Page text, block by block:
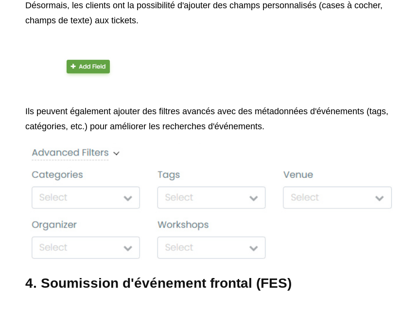
Désormais, les clients ont la possibilité d'ajouter des champs personnalisés (cases à cocher,
champs de texte) aux tickets.
Ils peuvent également ajouter des filtres avancés avec des métadonnées d'événements (tags,
catégories, etc.) pour améliorer les recherches d'événements.
4. Soumission d'événement frontal (FES)